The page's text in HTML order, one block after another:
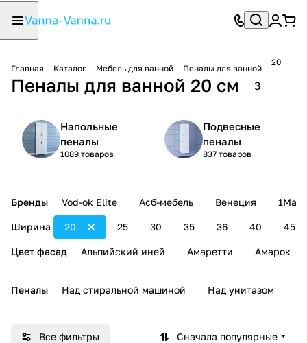
Главная Каталог Мебель для ванной Пеналы для ванной
20
Пеналы для ванной 20 см 3
Напольные
пеналы
1089 товаров
Подвесные
пеналы
837 товаров
Бренды Vod-ok Elite Асб-мебель Венеция
Ширина 20 25 30 35 36 40 45
Цвет фасад Альпийский иней Амаретти Амарок
Пеналы Над стиральной машиной Над унитазом
Все фильтры Сначала популярные